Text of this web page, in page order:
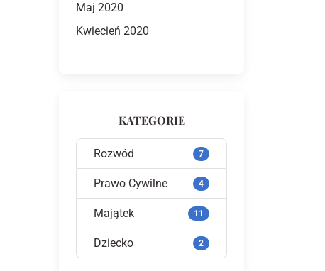
Maj 2020
Kwiecień 2020
KATEGORIE
Rozwód 7
Prawo Cywilne 4
Majątek 11
Dziecko 2